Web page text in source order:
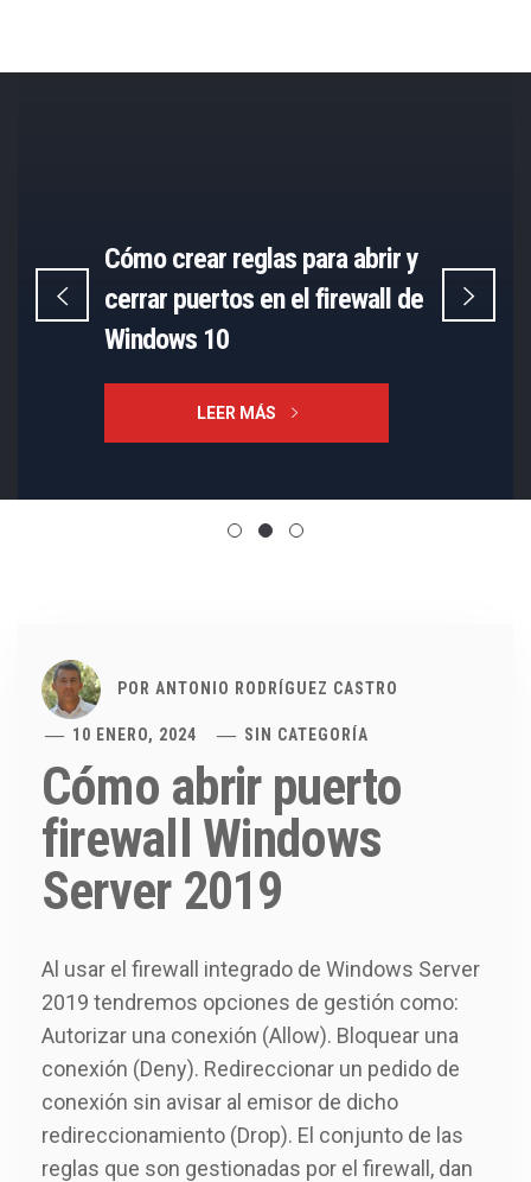
Cómo crear reglas para abrir y
cerrar puertos en el firewall de
Windows 10
LEER MÁS
POR ANTONIO RODRÍGUEZ CASTRO
10 ENERO, 2024 SIN CATEGORÍA
Cómo abrir puerto
firewall Windows
Server 2019
Al usar el firewall integrado de Windows Server
2019 tendremos opciones de gestión como:
Autorizar una conexión (Allow). Bloquear una
conexión (Deny). Redireccionar un pedido de
conexión sin avisar al emisor de dicho
redireccionamiento (Drop). El conjunto de las
reglas que son gestionadas por el firewall, dan